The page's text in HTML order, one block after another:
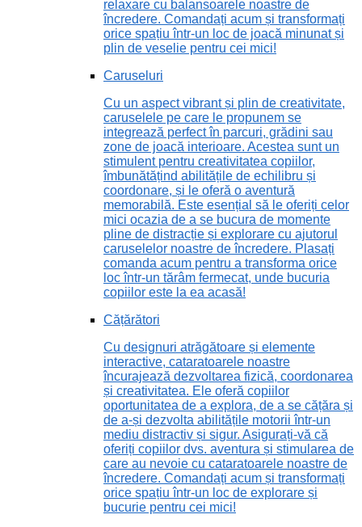
relaxare cu balansoarele noastre de
încredere. Comandați acum și transformați
orice spațiu într-un loc de joacă minunat și
plin de veselie pentru cei mici!
Caruseluri
Cu un aspect vibrant și plin de creativitate,
caruselele pe care le propunem se
integrează perfect în parcuri, grădini sau
zone de joacă interioare. Acestea sunt un
stimulent pentru creativitatea copiilor,
îmbunătățind abilitățile de echilibru și
coordonare, și le oferă o aventură
memorabilă. Este esențial să le oferiți celor
mici ocazia de a se bucura de momente
pline de distracție și explorare cu ajutorul
caruselelor noastre de încredere. Plasați
comanda acum pentru a transforma orice
loc într-un tărâm fermecat, unde bucuria
copiilor este la ea acasă!
Cățărători
Cu designuri atrăgătoare și elemente
interactive, cataratoarele noastre
încurajează dezvoltarea fizică, coordonarea
și creativitatea. Ele oferă copiilor
oportunitatea de a explora, de a se cățăra și
de a-și dezvolta abilitățile motorii într-un
mediu distractiv și sigur. Asigurați-vă că
oferiți copiilor dvs. aventura și stimularea de
care au nevoie cu cataratoarele noastre de
încredere. Comandați acum și transformați
orice spațiu într-un loc de explorare și
bucurie pentru cei mici!